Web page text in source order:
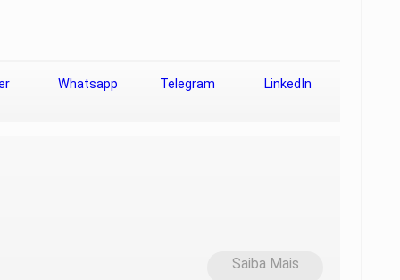
Whatsapp Telegram LinkedIn
Saiba Mais